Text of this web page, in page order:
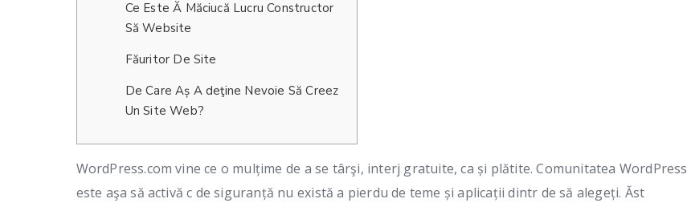
Ce Este Ă Măciucă Lucru Constructor
Să Website
Făuritor De Site
De Care Aș A deţine Nevoie Să Creez
Un Site Web?
WordPress.com vine ce o mulțime de a se târşi, interj gratuite, ca și plătite. Comunitatea WordPress
este aşa să activă c de siguranță nu există a pierdu de teme și aplicații dintr de să alegeți. Ăst